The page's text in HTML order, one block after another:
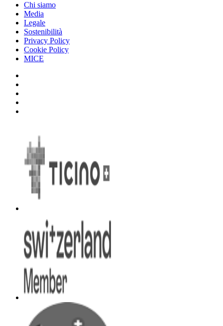
Chi siamo
Media
Legale
Sostenibilità
Privacy Policy
Cookie Policy
MICE